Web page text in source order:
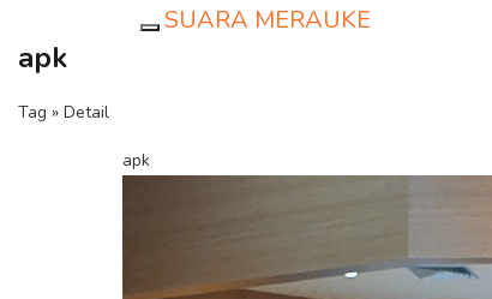
SUARA MERAUKE
apk
Tag » Detail
apk